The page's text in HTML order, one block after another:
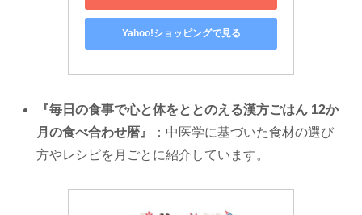
Yahoo!ショッピングで見る
『毎日の食事で心と体をととのえる漢方ごはん 12か
月の食べ合わせ暦』
：中医学に基づいた食材の選び
方やレシピを月ごとに紹介しています。